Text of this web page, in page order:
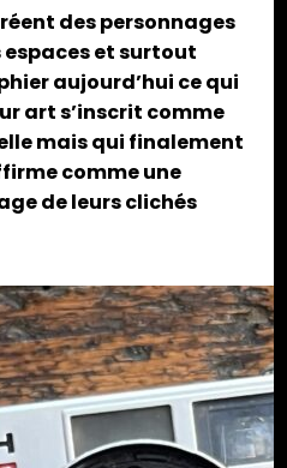
des personnages
et surtout
aujourd’hui ce qui
art s’inscrit comme
mais qui finalement
comme une
de leurs clichés